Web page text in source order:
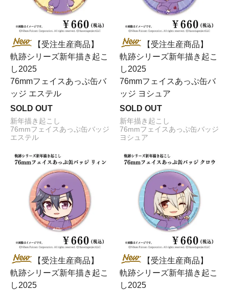
【受注生産商品】
軌跡シリーズ新年描き起こ
し2025
76mmフェイスあっぷ缶バ
ッジ エステル
SOLD OUT
新年描き起こし
76mmフェイスあっぷ缶バッジ
エステル
【受注生産商品】
軌跡シリーズ新年描き起こ
し2025
76mmフェイスあっぷ缶バ
ッジ ヨシュア
SOLD OUT
新年描き起こし
76mmフェイスあっぷ缶バッジ
ヨシュア
【受注生産商品】
軌跡シリーズ新年描き起こ
し2025
【受注生産商品】
軌跡シリーズ新年描き起こ
し2025